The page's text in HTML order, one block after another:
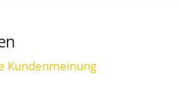
Kundenmeinung